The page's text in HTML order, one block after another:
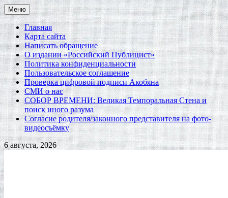
Перейти
к
содержимому
Меню
Главная
Карта сайта
Написать обращение
О издании «Российский Публицист»
Политика конфиденциальности
Пользовательское соглашение
Проверка цифровой подписи Акобяна
СМИ о нас
СОБОР ВРЕМЕНИ: Великая Темпоральная Стена и
поиск иного разума
Согласие родителя/законного представителя на фото-
видеосъёмку
6 августа, 2026